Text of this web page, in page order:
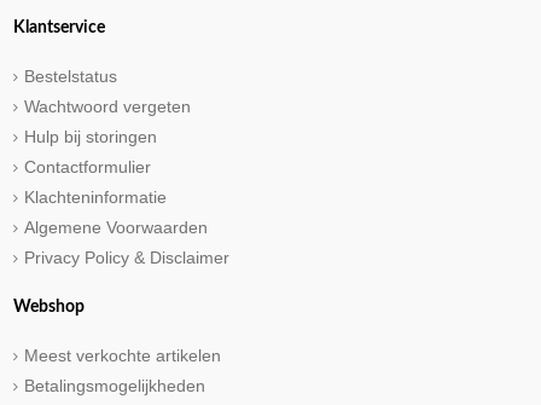
Klantservice
Bestelstatus
Wachtwoord vergeten
Hulp bij storingen
Contactformulier
Klachteninformatie
Algemene Voorwaarden
Privacy Policy & Disclaimer
Webshop
Meest verkochte artikelen
Betalingsmogelijkheden